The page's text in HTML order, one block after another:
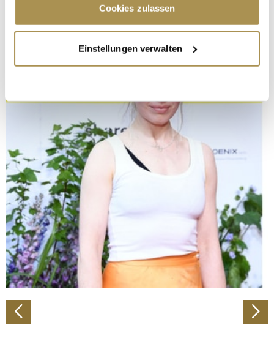
Trigger Symbol ändern oder widerrufen
Informationen über Ihre geografische Lage
erfassen, welche bis auf einige Meter genau sein
bestimmten Merkmalen (Fingerprinting) identifizieren
Erfahren Sie mehr darüber, wie Ihre persönlichen Daten
verarbeitet werden, und legen Sie Ihre Präferenzen im
Abschnitt Einzelheiten
fest.
Wir verwenden Cookies, um Inhalte und Anzeigen zu
personalisieren, Funktionen für soziale Medien anbieten
zu können und die Zugriffe auf unsere Website zu
analysieren. Außerdem geben wir Informationen zu Ihrer
Verwendung unserer Website an unsere Partner für
soziale Medien, Werbung und Analysen weiter. Unsere
Partner führen diese Informationen möglicherweise mit
haben oder die sie im Rahmen Ihrer Nutzung der Dienste
gesammelt haben.
Cookies zulassen
Einstellungen verwalten